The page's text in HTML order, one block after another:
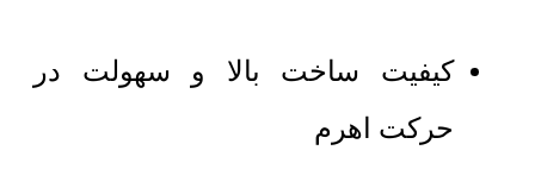
کیفیت ساخت بالا و سهولت در
حرکت اهرم